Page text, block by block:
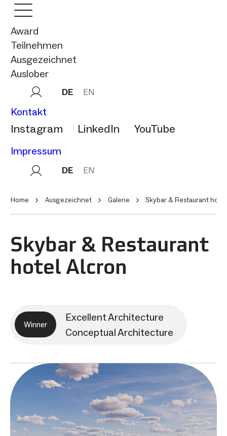
Award
Teilnehmen
Ausgezeichnet
Auslober
DE EN
Kontakt
Instagram LinkedIn YouTube
Impressum
DE EN
Home Ausgezeichnet Galerie Skybar & Restaurant
Skybar & Restaurant
hotel Alcron
Winner
Excellent Architecture
Conceptual Architecture